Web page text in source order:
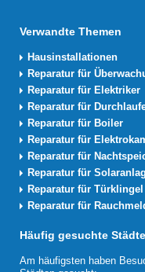
Verwandte Themen
Hausinstallationen
Reparatur für
Reparatur für Elektriker
Reparatur für
Reparatur für Boiler
Reparatur für
Reparatur für
Reparatur für
Reparatur für Türklingel
Reparatur für
Häufig gesuchte Städte
Am häufigsten haben